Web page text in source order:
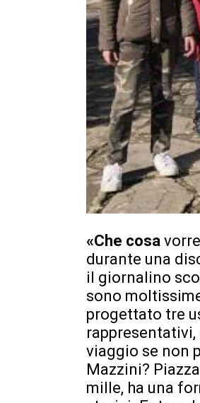
«Che cosa
durante una
il giornalino
sono
progettato tre
viaggio se non
Mazzini?
mille, ha una